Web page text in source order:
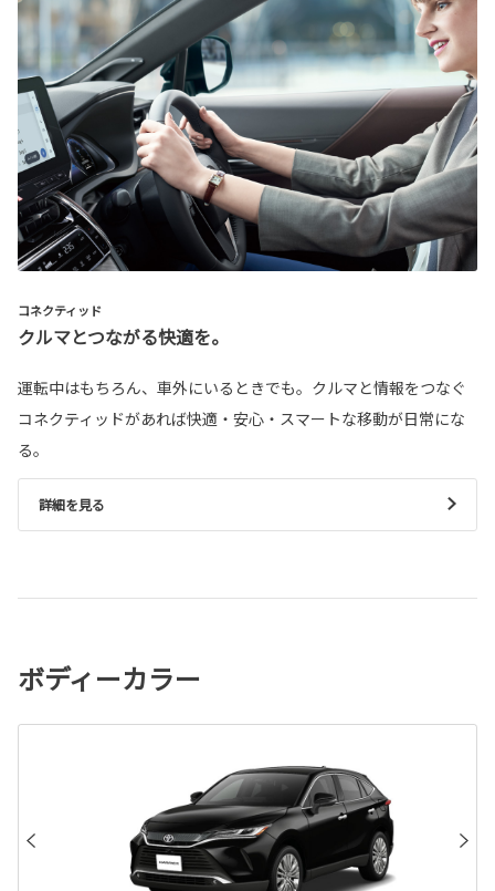
コネクティッド
クルマとつながる快適を。
運転中はもちろん、車外にいるときでも。クルマと情報をつなぐ
コネクティッドがあれば快適・安心・スマートな移動が日常にな
る。
詳細を見る
ボディーカラー